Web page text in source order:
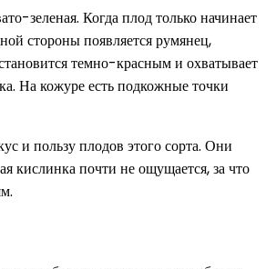
зеленая. Когда плод только начинает
стороны появляется румянец,
темно-красным и охватывает
На кожуре есть подкожные точки
и пользу плодов этого сорта. Они
кислинка почти не ощущается, за что